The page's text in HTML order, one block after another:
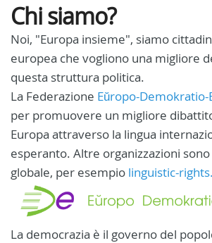
Chi siamo?
Noi, "Europa insieme", siamo
europea che vogliono una migliore
questa struttura politica.
La Federazione Eŭropo-
per promuovere un migliore
Europa attraverso la lingua
esperanto. Altre organizzazioni
globale, per esempio linguistic-
La democrazia è il governo del